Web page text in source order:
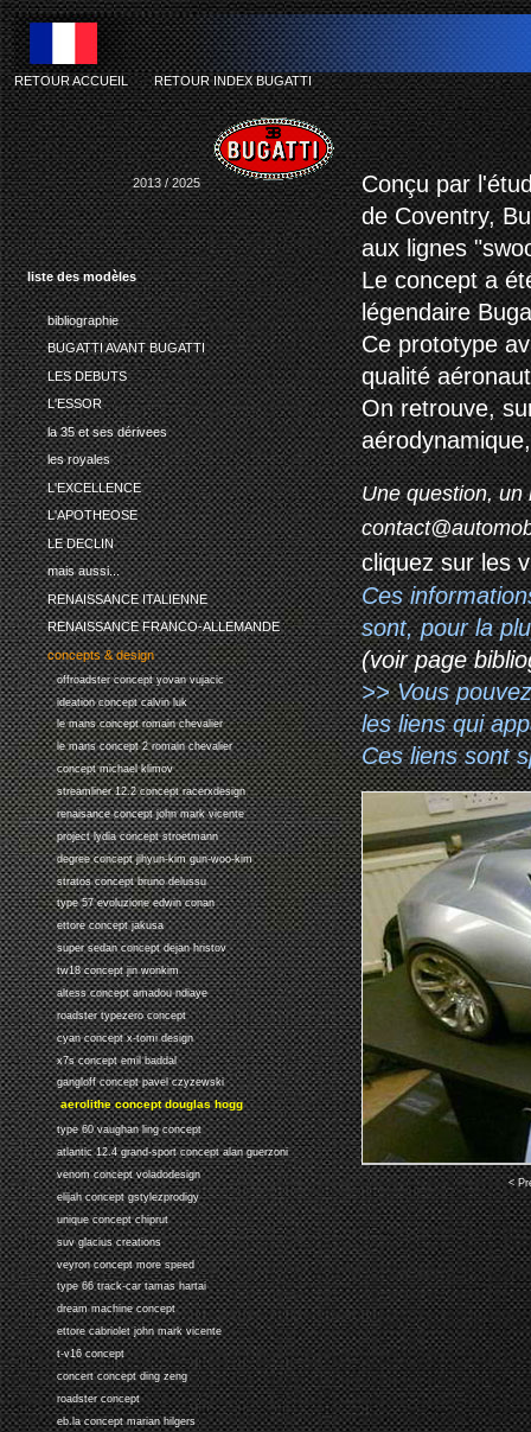
liste des modèles
bibliographie
BUGATTI AVANT BUGATTI
LES DEBUTS
L'ESSOR
la 35 et ses dérivees
les royales
L'EXCELLENCE
L'APOTHEOSE
LE DECLIN
mais aussi...
RENAISSANCE ITALIENNE
RENAISSANCE FRANCO-ALLEMANDE
concepts & design
offroadster concept yovan vujacic
ideation concept calvin luk
le mans concept romain chevalier
le mans concept 2 romain chevalier
concept michael klimov
streamliner 12.2 concept racerxdesign
renaisance concept john mark vicente
project lydia concept stroetmann
degree concept jihyun-kim gun-woo-kim
stratos concept bruno delussu
type 57 evoluzione edwin conan
ettore concept jakusa
super sedan concept dejan hristov
tw18 concept jin wonkim
altess concept amadou ndiaye
roadster typezero concept
cyan concept x-tomi design
x7s concept emil baddal
gangloff concept pavel czyzewski
aerolithe concept douglas hogg
type 60 vaughan ling concept
atlantic 12.4 grand-sport concept alan guerzoni
venom concept voladodesign
elijah concept gstylezprodigy
unique concept chiprut
suv glacius creations
veyron concept more speed
type 66 track-car tamas hartai
dream machine concept
ettore cabriolet john mark vicente
t-v16 concept
concert concept ding zeng
roadster concept
eb.la concept marian hilgers
RETOUR ACCUEIL-RETOUR INDEX BUGATTI
2013 / 2025
Conçu par
de Coventry,
aux lignes
Le concept a
légendaire
Ce prototype
qualité
On retrouve,
Une question, un
cliquez sur les
Ces
sont, pour la
(voir page
>> Vous
les liens qui
Ces liens sont
<